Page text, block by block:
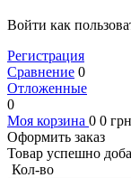
Войти как
Регистрация
Сравнение 0
Отложенные
0
Моя корзина 0 0
Оформить заказ
Товар успешно
Кол-во